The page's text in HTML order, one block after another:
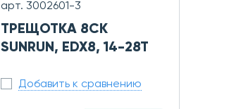
арт. 3002601-3
ТРЕЩОТКА 8СК
SUNRUN, EDX8, 14-28T
Добавить к сравнению